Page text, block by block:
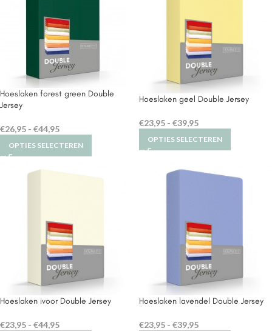
Hoeslaken forest green Double
Jersey
€26,95 - €44,95
OPTIES SELECTEREN
Hoeslaken geel Double Jersey
€23,95 - €39,95
OPTIES SELECTEREN
Hoeslaken ivoor Double Jersey
€23,95 - €44,95
Hoeslaken lavendel Double Jersey
€23,95 - €39,95